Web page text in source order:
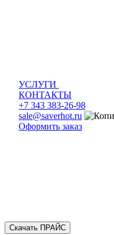
УСЛУГИ
КОНТАКТЫ
+7 343 383-26-98
sale@saverhot.ru
Оформить заказ
Скачать ПРАЙС